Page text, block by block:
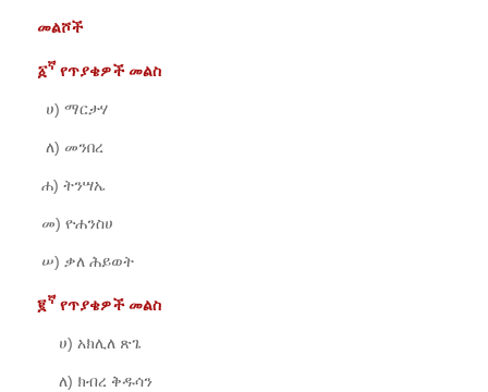
መልሾች
፩ኛየጥያቄዎች መልስ
ሀ) ማርታሃ
ለ) መንበረ
ሐ) ትንሣኤ
መ) ዮሐንስሀ
ሠ) ቃለ ሕይወት
፪ኛየጥያቄዎች መልስ
ሀ) አክሊለ ጽጌ
ለ) ክብረ ቅዱሳን